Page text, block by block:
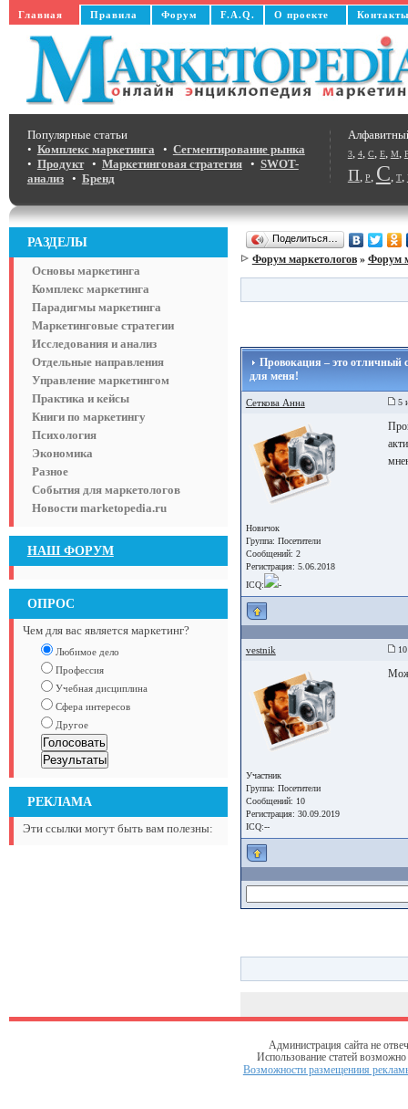
Главная Правила Форум F.A.Q. О проекте
3, 4, C, E, M,
П, Р, С, Т,
Популярные статьи
• Комплекс маркетинга • Сегментирование рынка
• Продукт• Маркетинговая стратегия• SWOT-
анализ• Бренд
РАЗДЕЛЫ
Основы маркетинга
Комплекс маркетинга
Парадигмы маркетинга
Маркетинговые стратегии
Исследования и анализ
Отдельные направления
Управление маркетингом
Практика и кейсы
Книги по маркетингу
Психология
Экономика
Разное
События для маркетологов
Новости marketopedia.ru
НАШ ФОРУМ
ОПРОС
Чем для вас является маркетинг?
Любимое дело
Профессия
Учебная дисциплина
Сфера интересов
Другое
РЕКЛАМА
Эти ссылки могут быть вам полезны:
Поделиться…
Форум маркетологов» Форум
Провокация – это отличный
для меня!
Сеткова Анна 5
Новичок
Группа: Посетители
Сообщений: 2
Регистрация: 5.06.2018
ICQ:
-
vestnik 10
Участник
Группа: Посетители
Сообщений: 10
Регистрация: 30.09.2019
ICQ:--
Администрация сайта не
Использование статей
Возможности размещениия